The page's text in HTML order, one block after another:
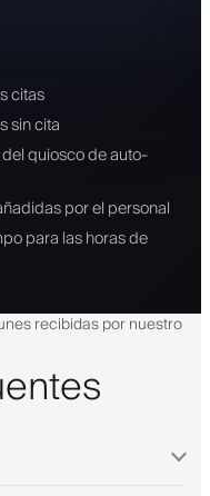
citas
sin cita
quiosco de auto-
por el personal
para las horas de
recibidas por nuestro